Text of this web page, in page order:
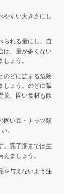
やすい大きさにし
られる量にし、自
は、量が多くない
ょう。
のどに詰まる危険
しょう。のどに張
菜、固い食材も飲
固い豆・ナッツ類
。
。完了期までは生
ましょう。
を与えないよう注